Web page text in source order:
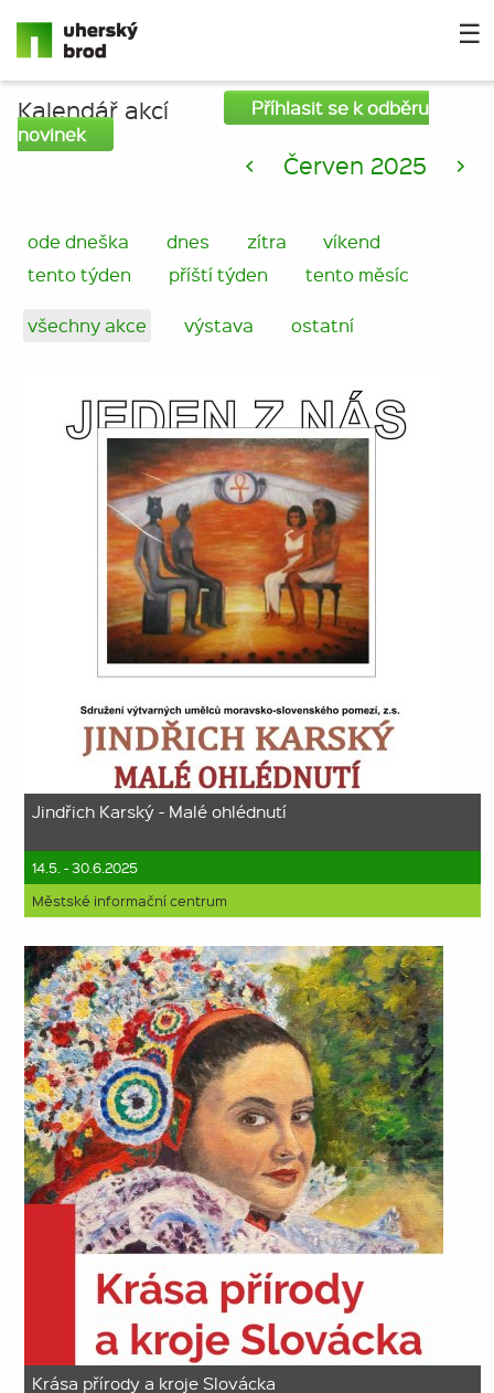
☰
Kalendář akcí
Příhlasit se k odběru
novinek
< Červen 2025 >
ode dneška dnes zítra
víkend
tento týden
příští týden tento měsíc
všechny akce výstava ostatní
Jindřich Karský - Malé ohlédnutí
14.5. - 30.6.2025
Městské informační centrum
Krása přírody a kroje Slovácka